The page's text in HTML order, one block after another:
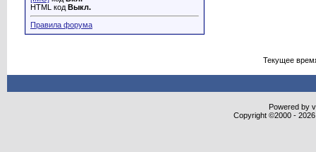
HTML код Выкл.
Правила форума
Текущее
Powered by
Copyright ©2000 -